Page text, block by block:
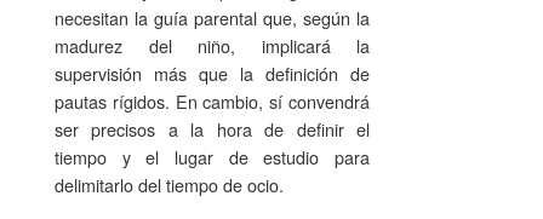
necesitan la guía parental que, según la
madurez del niño, implicará la
supervisión más que la definición de
pautas rígidos. En cambio, sí convendrá
ser precisos a la hora de definir el
tiempo y el lugar de estudio para
delimitarlo del tiempo de ocio.